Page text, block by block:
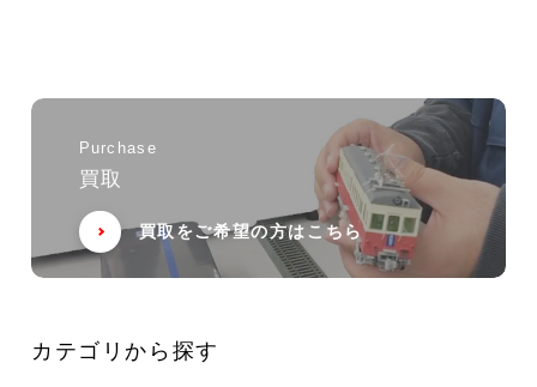
Purchase
買取
買取をご希望の方はこちら
カテゴリから探す